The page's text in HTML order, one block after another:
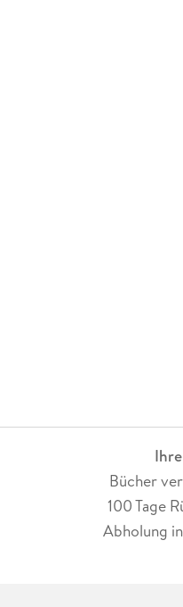
Bücher
100 Tage
Abholung